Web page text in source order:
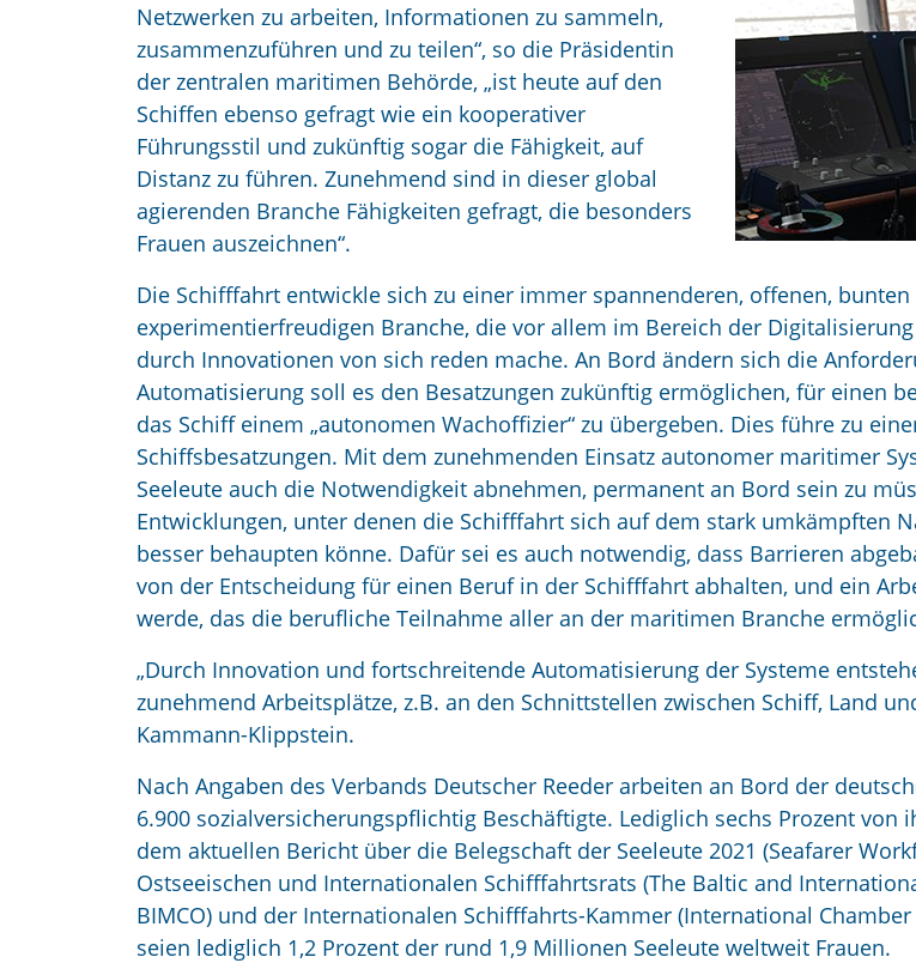
Netzwerken zu arbeiten, Informationen zu sammeln,
zusammenzuführen und zu teilen“, so die Präsidentin
der zentralen maritimen Behörde, „ist heute auf den
Schiffen ebenso gefragt wie ein kooperativer
Führungsstil und zukünftig sogar die Fähigkeit, auf
Distanz zu führen. Zunehmend sind in dieser global
agierenden Branche Fähigkeiten gefragt, die besonders
Frauen auszeichnen“.
Die Schifffahrt entwickle sich zu einer immer spannenderen, offenen, bunten
experimentierfreudigen Branche, die vor allem im Bereich der
durch Innovationen von sich reden mache. An Bord ändern sich die
Automatisierung soll es den Besatzungen zukünftig ermöglichen, für einen
das Schiff einem „autonomen Wachoffizier“ zu übergeben. Dies führe zu
Schiffsbesatzungen. Mit dem zunehmenden Einsatz autonomer maritimer
Seeleute auch die Notwendigkeit abnehmen, permanent an Bord sein zu
Entwicklungen, unter denen die Schifffahrt sich auf dem stark umkämpften
besser behaupten könne. Dafür sei es auch notwendig, dass Barrieren
von der Entscheidung für einen Beruf in der Schifffahrt abhalten, und ein
werde, das die berufliche Teilnahme aller an der maritimen Branche
„Durch Innovation und fortschreitende Automatisierung der Systeme
zunehmend Arbeitsplätze, z.B. an den Schnittstellen zwischen Schiff, Land
Kammann-Klippstein.
Nach Angaben des Verbands Deutscher Reeder arbeiten an Bord der
6.900 sozialversicherungspflichtig Beschäftigte. Lediglich sechs Prozent von
dem aktuellen Bericht über die Belegschaft der Seeleute 2021 (Seafarer
Ostseeischen und Internationalen Schifffahrtsrats (The Baltic and
BIMCO) und der Internationalen Schifffahrts-Kammer (International Chamber
seien lediglich 1,2 Prozent der rund 1,9 Millionen Seeleute weltweit Frauen.